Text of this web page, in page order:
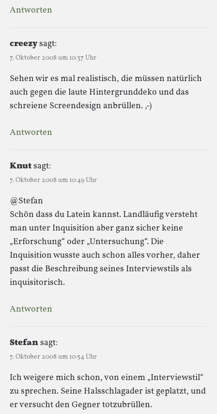
Antworten
creezysagt:
7. Oktober 2008 um 10:37 Uhr
Sehen wir es mal realistisch, die müssen natürlich
auch gegen die laute Hintergrunddeko und das
schreiene Screendesign anbrüllen. ,-)
Antworten
Knutsagt:
7. Oktober 2008 um 10:49 Uhr
@Stefan
Schön dass du Latein kannst. Landläufig versteht
man unter Inquisition aber ganz sicher keine
„Erforschung“ oder „Untersuchung“. Die
Inquisition wusste auch schon alles vorher, daher
passt die Beschreibung seines Interviewstils als
inquisitorisch.
Antworten
Stefansagt:
7. Oktober 2008 um 10:54 Uhr
Ich weigere mich schon, von einem „Interviewstil“
zu sprechen. Seine Halsschlagader ist geplatzt, und
er versucht den Gegner totzubrüllen.